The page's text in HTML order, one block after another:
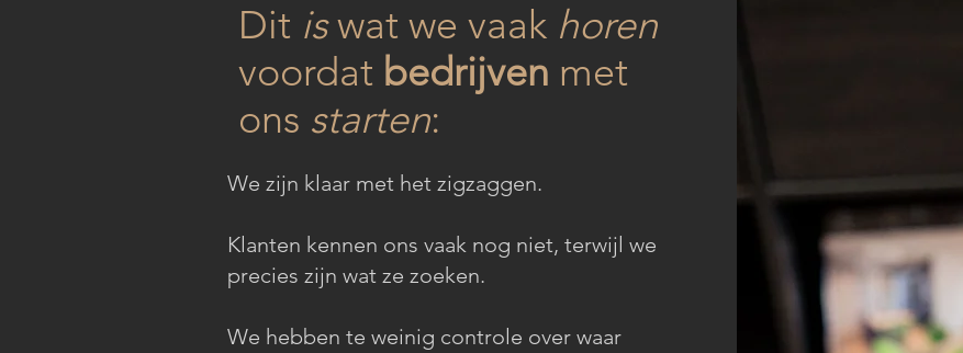
Dit iswat we vaak horen
voordat bedrijven met
ons starten:
We zijn klaar met het zigzaggen.
Klanten kennen ons vaak nog niet, terwijl we
precies zijn wat ze zoeken.
We hebben te weinig controle over waar